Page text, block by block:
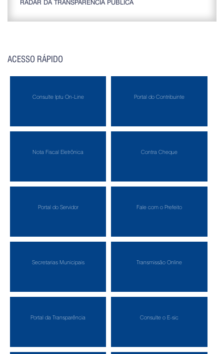
RADAR DA TRANSPARÊNCIA PÚBLICA
ACESSO RÁPIDO
Consulte Iptu On-Line Portal do Contribuinte
Nota Fiscal Eletrônica Contra Cheque
Portal do Servidor Fale com o Prefeito
Secretarias Municipais Transmissão Online
Portal da Transparência Consulte o E-sic